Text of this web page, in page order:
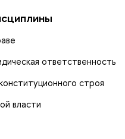
ответственность
строя
власти